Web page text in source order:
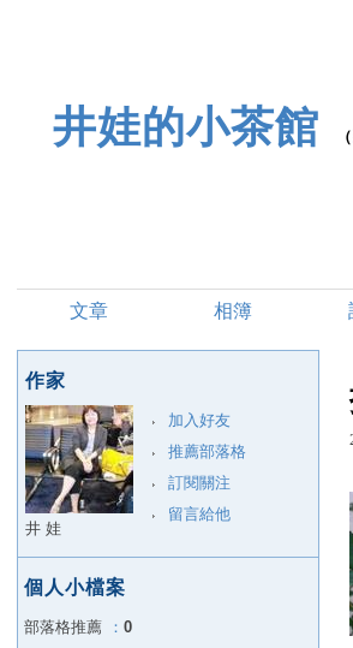
井娃的小茶館 （
文章 相簿
作家
加入好友
推薦部落格
訂閱關注
留言給他
井 娃
個人小檔案
部落格推薦 ： 0